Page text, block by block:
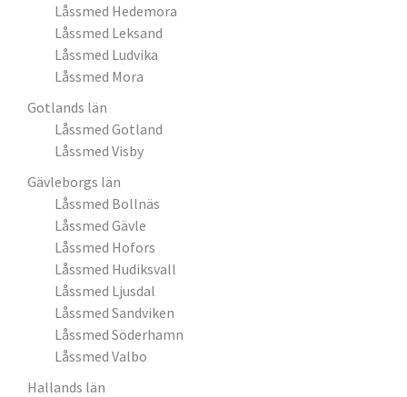
Låssmed Hedemora
Låssmed Leksand
Låssmed Ludvika
Låssmed Mora
Gotlands län
Låssmed Gotland
Låssmed Visby
Gävleborgs län
Låssmed Bollnäs
Låssmed Gävle
Låssmed Hofors
Låssmed Hudiksvall
Låssmed Ljusdal
Låssmed Sandviken
Låssmed Söderhamn
Låssmed Valbo
Hallands län